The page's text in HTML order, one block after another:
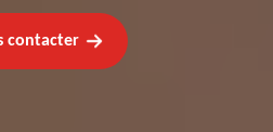
contacter